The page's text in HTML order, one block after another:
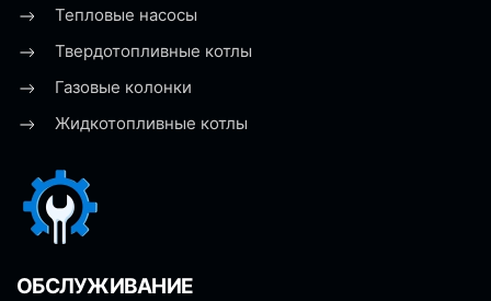
Тепловые насосы
Твердотопливные котлы
Газовые колонки
Жидкотопливные котлы
ОБСЛУЖИВАНИЕ